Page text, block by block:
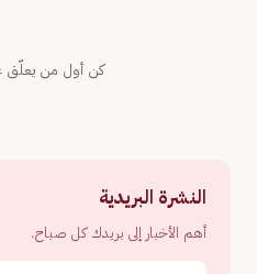
كن أول من يعلّق
النشرة البريدية
أهم الأخبار إلى بريدك كل صباح.